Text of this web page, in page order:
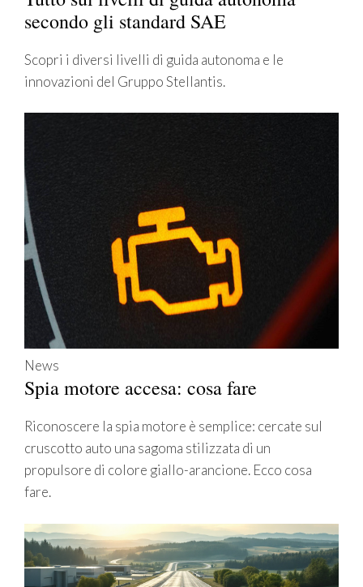
secondo gli standard SAE
Scopri i diversi livelli di guida autonoma e le
innovazioni del Gruppo Stellantis.
News
Spia motore accesa: cosa fare
Riconoscere la spia motore è semplice: cercate sul
cruscotto auto una sagoma stilizzata di un
propulsore di colore giallo-arancione. Ecco cosa
fare.